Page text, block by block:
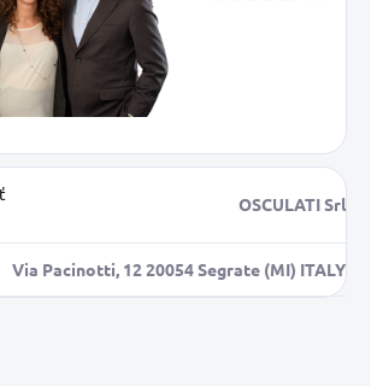
OSCULATI Srl
Via Pacinotti, 12 20054 Segrate (MI) ITALY